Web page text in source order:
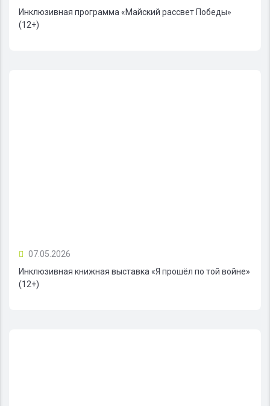
Инклюзивная программа «Майский рассвет Победы»
(12+)
07.05.2026
Инклюзивная книжная выставка «Я прошёл по той войне»
(12+)